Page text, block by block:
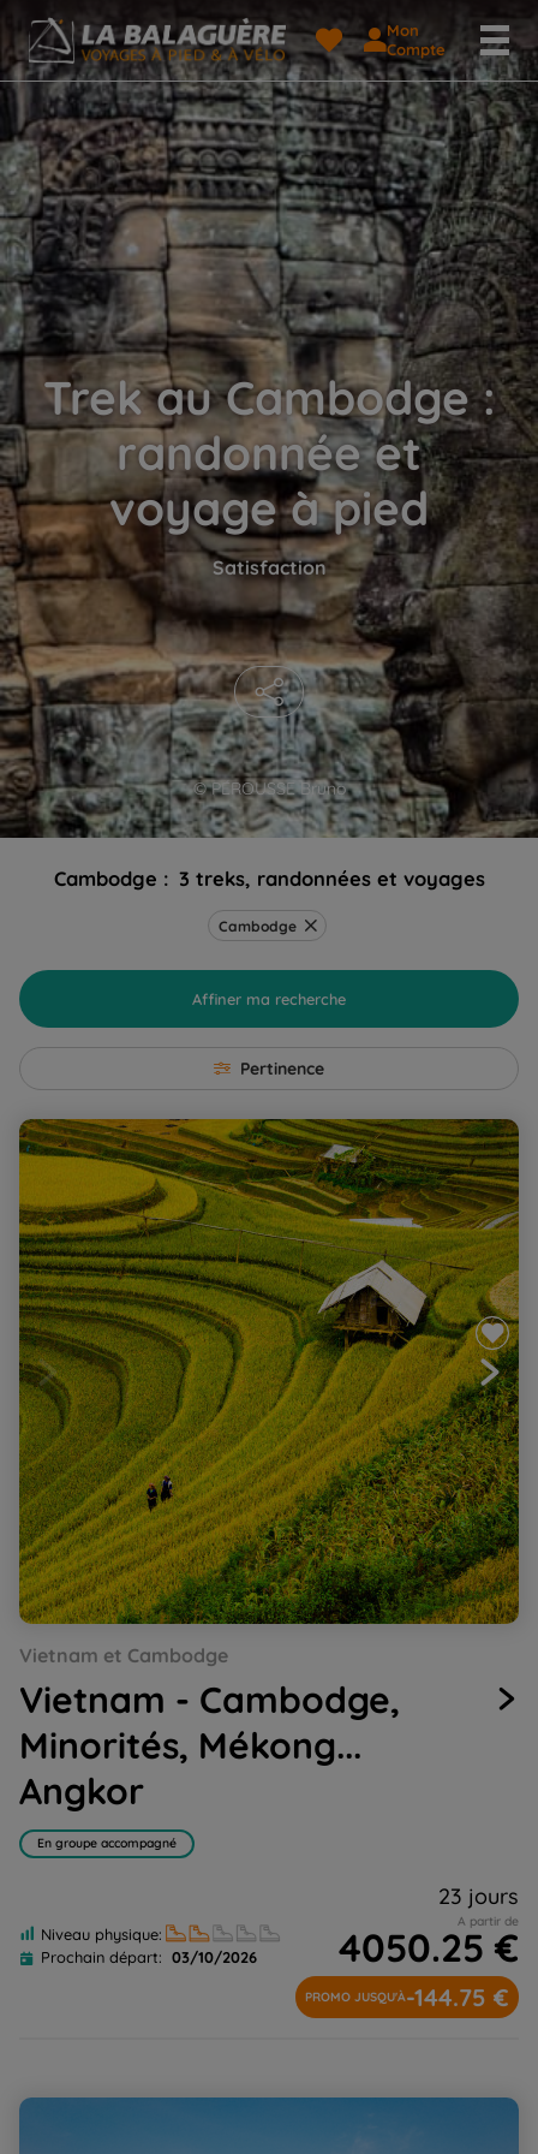
Mon
Compte
© PÉROUSSE Bruno
Trek au Cambodge :
randonnée et
voyage à pied
Satisfaction
Cambodge : 3 treks, randonnées et voyages
Cambodge
Affiner ma recherche
Pertinence
Vietnam - Cambodge, Minorités, Mékong... Angkor
to
1
to
2
to
3
to
4
to
5
Vietnam et Cambodge
Vietnam - Cambodge,
Minorités, Mékong...
Angkor
En groupe accompagné
Niveau physique:
Prochain départ: 03/10/2026
23 jours
A partir de
4050.25 €
PROMO JUSQU'À-144.75 €
Vous n'avez pas Angkor tout vu